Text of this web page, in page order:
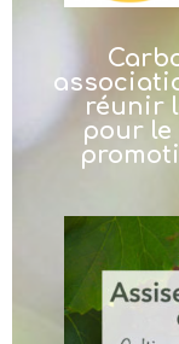
réunir
pour le